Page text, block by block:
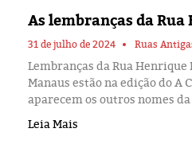
As lembranças da
31 de julho de 2024 Ruas
Lembranças da Rua
Manaus estão na edição do A
aparecem os outros nomes
Leia Mais